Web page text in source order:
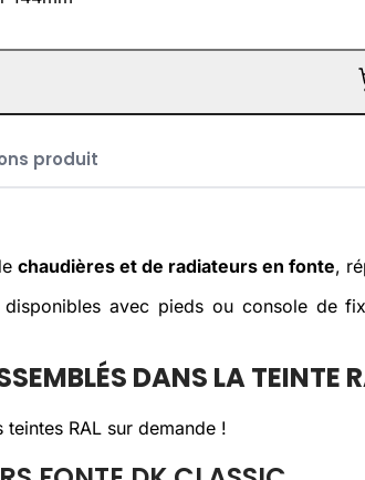
produit
chaudières et de radiateurs en fonte,
disponibles avec pieds ou console de
DANS LA TEINTE
teintes RAL sur demande !